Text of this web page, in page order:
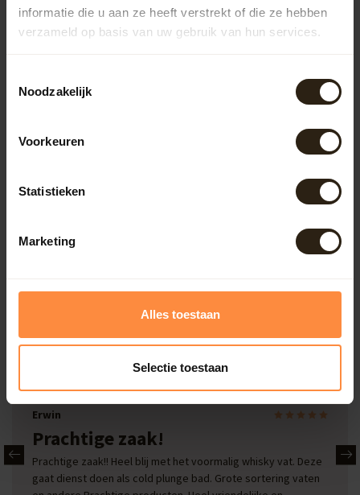
informatie die u aan ze heeft verstrekt of die ze hebben
verzameld op basis van uw gebruik van hun services.
Noodzakelijk
Voorkeuren
Statistieken
Marketing
Alles toestaan
Selectie toestaan
Outdoor
Meubels
Lampen
BarrelCave® & BarrelGifts
Barrel-Rent
Onze reviews
Erwin
Prachtige zaak!
Prachtige zaak!! Heel blij met het voormalig whisky vat. Deze
gaat dienst doen als cold plunge bad. Grote sortering vaten